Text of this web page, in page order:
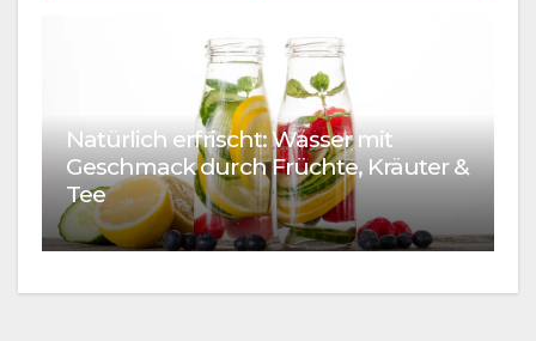
Natürlich erfrischt: Wasser mit
Geschmack durch Früchte, Kräuter &
Tee